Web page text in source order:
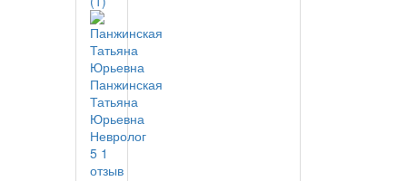
Панжинская
Татьяна
Юрьевна
Невролог
5 1
отзыв